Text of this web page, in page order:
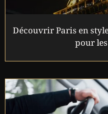
Découvrir Paris en
pour